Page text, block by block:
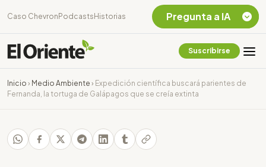
Caso Chevron Podcasts Historias
Suscribirse
Inicio › Medio Ambiente › Expedición científica buscará parientes de
Fernanda, la tortuga de Galápagos que se creía extinta
Pregunta a IA
Chevron Ecuador